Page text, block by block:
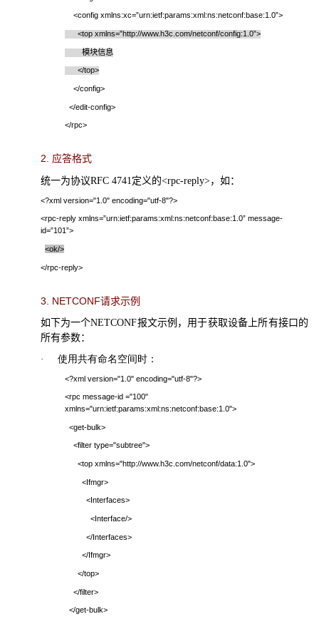
<config xmlns:xc=”urn:ietf:params:xml:ns:netconf:base:1.0”>
<top xmlns=”http://www.h3c.com/netconf/config:1.0”>
模块信息
</top>
</config>
</edit-config>
</rpc>
2. 应答格式
统一为协议RFC 4741 定义的<rpc-reply>，如：
<?xml version="1.0" encoding="utf-8"?>
<rpc-reply xmlns=”urn:ietf:params:xml:ns:netconf:base:1.0” message-
id=”101”>
<ok/>
</rpc-reply>
3. NETCONF请求示例
如下为一个NETCONF报文示例，用于获取设备上所有接口的
所有参数：
·
使用共有命名空间时：
<?xml version="1.0" encoding="utf-8"?>
<rpc message-id ="100"
xmlns="urn:ietf:params:xml:ns:netconf:base:1.0">
<get-bulk>
<filter type="subtree">
<top xmlns="http://www.h3c.com/netconf/data:1.0">
<Ifmgr>
<Interfaces>
<Interface/>
</Interfaces>
</Ifmgr>
</top>
</filter>
</get-bulk>